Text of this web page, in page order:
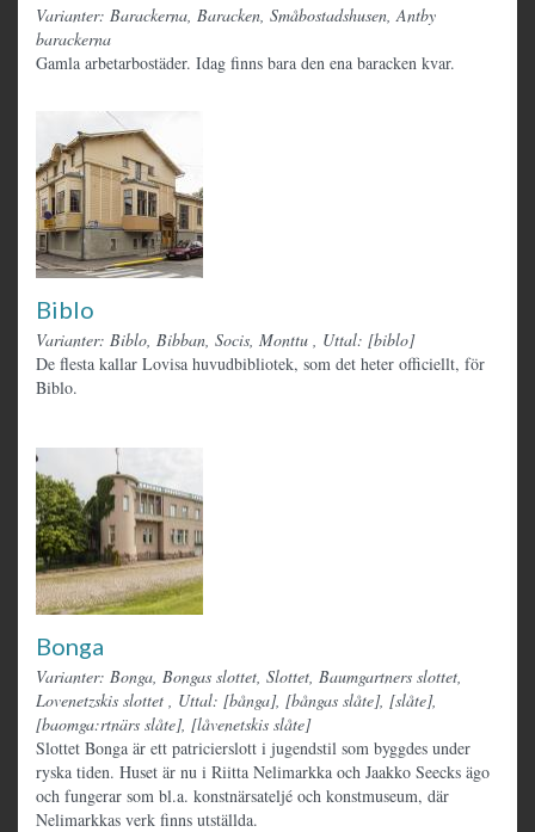
Varianter: Barackerna, Baracken, Småbostadshusen, Antby
barackerna
Gamla arbetarbostäder. Idag finns bara den ena baracken kvar.
Biblo
Varianter: Biblo, Bibban, Socis, Monttu , Uttal: [biblo]
De flesta kallar Lovisa huvudbibliotek, som det heter officiellt, för
Biblo.
Bonga
Varianter: Bonga, Bongas slottet, Slottet, Baumgartners slottet,
Lovenetzskis slottet , Uttal: [bånga], [bångas slåte], [slåte],
[baomga:rtnärs slåte], [låvenetskis slåte]
Slottet Bonga är ett patricierslott i jugendstil som byggdes under
ryska tiden. Huset är nu i Riitta Nelimarkka och Jaakko Seecks ägo
och fungerar som bl.a. konstnärsateljé och konstmuseum, där
Nelimarkkas verk finns utställda.